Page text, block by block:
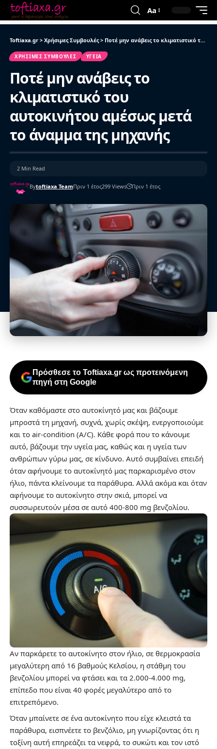
Aa
Toftiaxa.gr > Χρήσιμες Συμβουλές> Ποτέ μην ανάβεις το κλιματιστικό του αυτοκινήτου αμέσως μετά το άναμμα της μηχανής
ΧΡΉΣΙΜΕΣ ΣΥΜΒΟΥΛΈΣ ΥΓΕΊΑ
Ποτέ μην ανάβεις το
κλιματιστικό του
αυτοκινήτου αμέσως μετά
το άναμμα της μηχανής
Bytoftiaxa TeamΠριν 1 έτος299 Views Πριν 1 έτος
2 Min Read
Πρόσθεσε το Toftiaxa.gr ως προτεινόμενη
πηγή στη Google
Όταν καθόμαστε στο αυτοκίνητό μας και βάζουμε
μπροστά τη μηχανή, συχνά, χωρίς σκέψη, ενεργοποιούμε
και το air-condition (A/C). Κάθε φορά που το κάνουμε
αυτό, βάζουμε την υγεία μας, καθώς και η υγεία των
ανθρώπων γύρω μας, σε κίνδυνο. Αυτό συμβαίνει επειδή
όταν αφήνουμε το αυτοκίνητό μας παρκαρισμένο στον
ήλιο, πάντα κλείνουμε τα παράθυρα. Αλλά ακόμα και όταν
αφήνουμε το αυτοκίνητο στην σκιά, μπορεί να
συσσωρευτούν μέσα σε αυτό 400-800 mg βενζολίου.
Αν παρκάρετε το αυτοκίνητο στον ήλιο, σε θερμοκρασία
μεγαλύτερη από 16 βαθμούς Κελσίου, η στάθμη του
βενζολίου μπορεί να φτάσει και τα 2.000-4.000 mg,
επίπεδο που είναι 40 φορές μεγαλύτερο από το
επιτρεπόμενο.
Όταν μπαίνετε σε ένα αυτοκίνητο που είχε κλειστά τα
παράθυρα, εισπνέετε το βενζόλιο, μη γνωρίζοντας ότι η
τοξίνη αυτή επηρεάζει τα νεφρά, το συκώτι και τον ιστό